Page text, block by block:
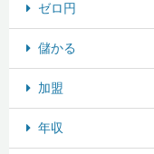
ゼロ円
儲かる
加盟
年収